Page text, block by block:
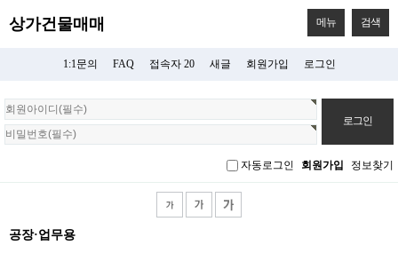
상가건물매매 메뉴 검색
1:1문의 FAQ 접속자 20 새글 회원가입 로그인
회
원
로
자동로그인 회원가입 정보찾기
공장·업무용